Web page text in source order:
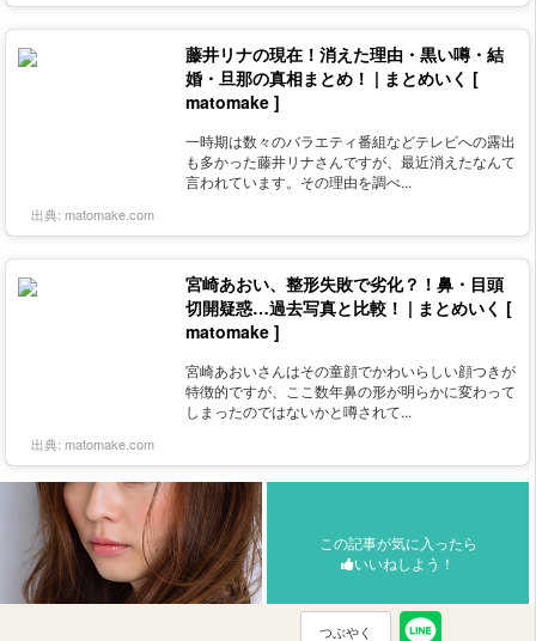
藤井リナの現在！消えた理由・黒い噂・結
婚・旦那の真相まとめ！ | まとめいく [
matomake ]
一時期は数々のバラエティ番組などテレビへの露出
も多かった藤井リナさんですが、最近消えたなんて
言われています。その理由を調べ...
出典: matomake.com
宮崎あおい、整形失敗で劣化？！鼻・目頭
切開疑惑…過去写真と比較！ | まとめいく [
matomake ]
宮崎あおいさんはその童顔でかわいらしい顔つきが
特徴的ですが、ここ数年鼻の形が明らかに変わって
しまったのではないかと噂されて...
出典: matomake.com
この記事が気に入ったら
いいねしよう！
つぶやく